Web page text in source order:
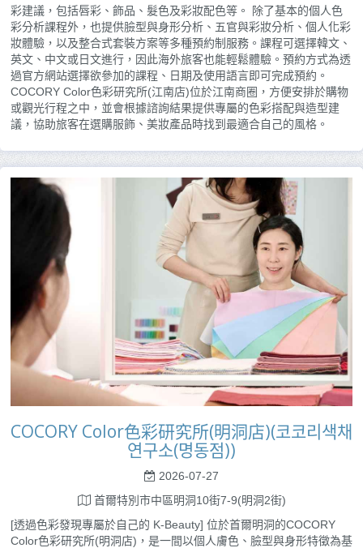
彩建議，包括唇彩、飾品、髮色及彩妝配色等。 除了基本的個人色
彩分析課程外，也提供臉型與身形分析、五官與彩妝分析、個人化彩
妝體驗，以及整合式套裝方案等多種預約制服務。課程可選擇韓文、
英文、中文或日文進行，因此海外旅客也能輕鬆體驗。預約方式為透
過官方網站選擇欲參加的課程、日期及使用語言即可完成預約。
COCORY Color色彩研究所(江南店)位於江南商圈，方便安排於購物
或觀光行程之中，並會根據諮詢結果提供專屬的色彩搭配與造型建
議，協助旅客在選購服飾、美妝產品時找到最適合自己的風格。
COCORY Color色彩研究所(明洞店)(코코리색채
연구소(명동점))
2026-07-27
首爾特別市中區明洞10街7-9(明洞2街)
[透過色彩發現專屬於自己的 K-Beauty] 位於首爾明洞的COCORY
Color色彩研究所(明洞店)，是一間以個人膚色、臉型與身形特徵為基